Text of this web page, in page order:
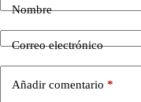
Nombre
Correo electrónico
Añadir comentario *